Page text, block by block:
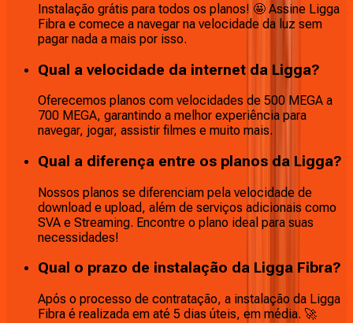
Instalação grátis para todos os planos! 🤩 Assine Ligga
Fibra e comece a navegar na velocidade da luz sem
pagar nada a mais por isso.
Qual a velocidade da internet da Ligga?
Oferecemos planos com velocidades de 500 MEGA a
700 MEGA, garantindo a melhor experiência para
navegar, jogar, assistir filmes e muito mais.
Qual a diferença entre os planos da Ligga?
Nossos planos se diferenciam pela velocidade de
download e upload, além de serviços adicionais como
SVA e Streaming. Encontre o plano ideal para suas
necessidades!
Qual o prazo de instalação da Ligga Fibra?
Após o processo de contratação, a instalação da Ligga
Fibra é realizada em até 5 dias úteis, em média. 🚀